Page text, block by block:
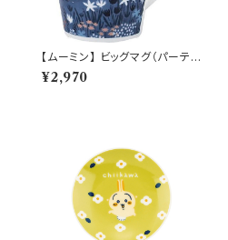
【ムーミン】 ビッグマグ（パーテ
ィ）【MM3200】MM3203-35
¥2,970